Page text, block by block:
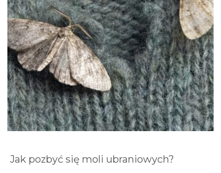
Jak pozbyć się moli ubraniowych?